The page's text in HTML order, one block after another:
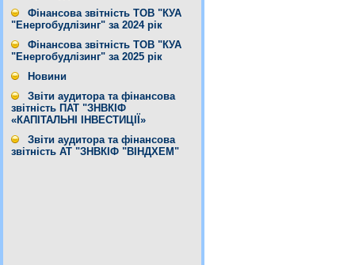
Фінансова звітність ТОВ "КУА
"Енергобудлізинг" за 2024 рік
Фінансова звітність ТОВ "КУА
"Енергобудлізинг" за 2025 рік
Новини
Звіти аудитора та фінансова
звітність ПАТ "ЗНВКІФ
«КАПІТАЛЬНІ ІНВЕСТИЦІЇ»
Звіти аудитора та фінансова
звітність АТ "ЗНВКІФ "ВІНДХЕМ"